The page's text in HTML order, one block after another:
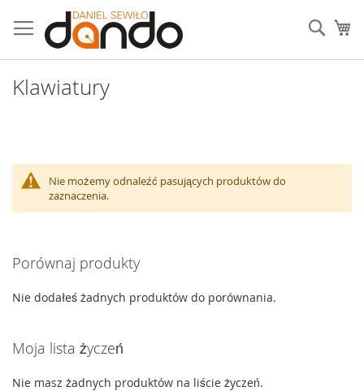
do
treści
Klawiatury
Nie możemy odnaleźć pasujących produktów do
zaznaczenia.
Porównaj produkty
Nie dodałeś żadnych produktów do porównania.
Moja lista życzeń
Nie masz żadnych produktów na liście życzeń.